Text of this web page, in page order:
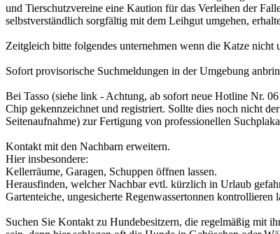
und Tierschutzvereine eine Kaution für das Verleihen der
selbstverständlich sorgfältig mit dem Leihgut umgehen,
Zeitgleich bitte folgendes unternehmen wenn die Katze nicht
Sofort provisorische Suchmeldungen in der Umgebung
Bei Tasso (siehe link - Achtung, ab sofort neue Hotline Nr.
Chip gekennzeichnet und registriert. Sollte dies noch nicht
Seitenaufnahme) zur Fertigung von professionellen
Kontakt mit den Nachbarn erweitern.
Hier insbesondere:
Kellerräume, Garagen, Schuppen öffnen lassen.
Herausfinden, welcher Nachbar evtl. kürzlich in Urlaub
Gartenteiche, ungesicherte Regenwassertonnen kontrollieren
Suchen Sie Kontakt zu Hundebesitzern, die regelmäßig mit